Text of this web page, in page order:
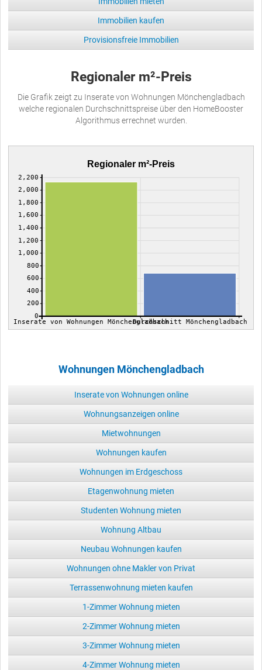
Immobilien kaufen
Provisionsfreie Immobilien
Regionaler m²-Preis
Die Grafik zeigt zu Inserate von Wohnungen Mönchengladbach
welche regionalen Durchschnittspreise über den HomeBooster
Algorithmus errechnet wurden.
Regionaler m²-Preis
0
200
400
600
800
1,000
1,200
1,400
1,600
1,800
2,000
2,200
Inserate von Wohnungen MönchengladbachDurchschnitt Mönchengladbach
Wohnungen Mönchengladbach
Inserate von Wohnungen online
Wohnungsanzeigen online
Mietwohnungen
Wohnungen kaufen
Wohnungen im Erdgeschoss
Etagenwohnung mieten
Studenten Wohnung mieten
Wohnung Altbau
Neubau Wohnungen kaufen
Wohnungen ohne Makler von Privat
Terrassenwohnung mieten kaufen
1-Zimmer Wohnung mieten
2-Zimmer Wohnung mieten
3-Zimmer Wohnung mieten
4-Zimmer Wohnung mieten